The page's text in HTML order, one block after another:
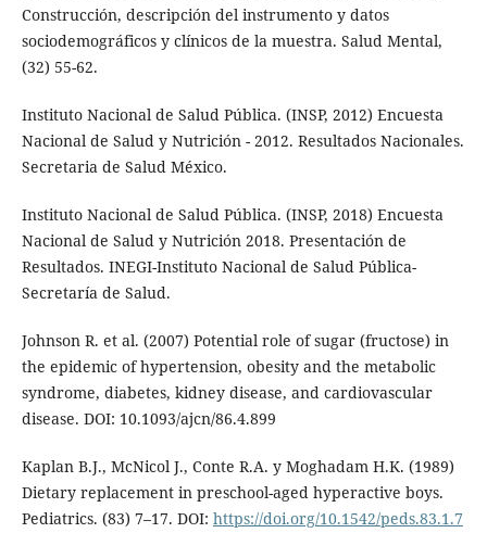
Construcción, descripción del instrumento y datos
sociodemográficos y clínicos de la muestra. Salud Mental,
(32) 55-62.
Instituto Nacional de Salud Pública. (INSP, 2012) Encuesta
Nacional de Salud y Nutrición - 2012. Resultados Nacionales.
Secretaria de Salud México.
Instituto Nacional de Salud Pública. (INSP, 2018) Encuesta
Nacional de Salud y Nutrición 2018. Presentación de
Resultados. INEGI-Instituto Nacional de Salud Pública-
Secretaría de Salud.
Johnson R. et al. (2007) Potential role of sugar (fructose) in
the epidemic of hypertension, obesity and the metabolic
syndrome, diabetes, kidney disease, and cardiovascular
disease. DOI: 10.1093/ajcn/86.4.899
Kaplan B.J., McNicol J., Conte R.A. y Moghadam H.K. (1989)
Dietary replacement in preschool-aged hyperactive boys.
Pediatrics. (83) 7–17. DOI: https://doi.org/10.1542/peds.83.1.7